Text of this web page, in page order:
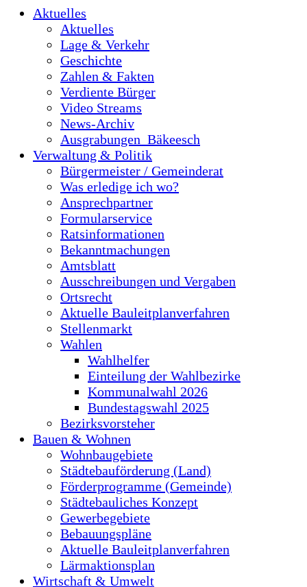
Aktuelles
Aktuelles
Lage & Verkehr
Geschichte
Zahlen & Fakten
Verdiente Bürger
Video Streams
News-Archiv
Ausgrabungen_Bäkeesch
Verwaltung & Politik
Bürgermeister / Gemeinderat
Was erledige ich wo?
Ansprechpartner
Formularservice
Ratsinformationen
Bekanntmachungen
Amtsblatt
Ausschreibungen und Vergaben
Ortsrecht
Aktuelle Bauleitplanverfahren
Stellenmarkt
Wahlen
Wahlhelfer
Einteilung der Wahlbezirke
Kommunalwahl 2026
Bundestagswahl 2025
Bezirksvorsteher
Bauen & Wohnen
Wohnbaugebiete
Städtebauförderung (Land)
Förderprogramme (Gemeinde)
Städtebauliches Konzept
Gewerbegebiete
Bebauungspläne
Aktuelle Bauleitplanverfahren
Lärmaktionsplan
Wirtschaft & Umwelt